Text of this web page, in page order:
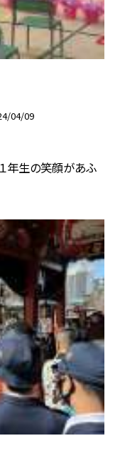
04/09
年生の笑顔があふ